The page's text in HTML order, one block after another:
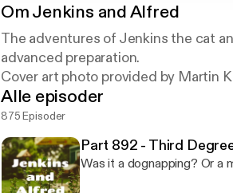
OmJenkins and Alfred
The adventures of Jenkins the cat
advanced preparation.
Cover art photo provided by Martin
Alle episoder
875 Episoder
Part 892 - Third
Was it a dognapping? Or